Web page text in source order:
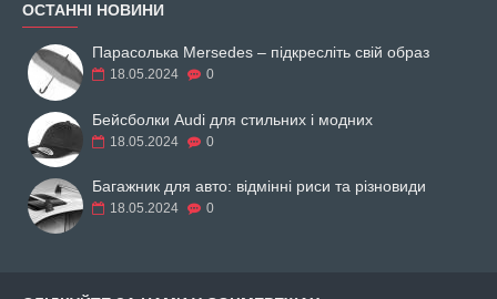
ОСТАННІ НОВИНИ
Парасолька Mersedes – підкресліть свій образ
18.05.2024 0
Бейсболки Audi для стильних і модних
18.05.2024 0
Багажник для авто: відмінні риси та різновиди
18.05.2024 0